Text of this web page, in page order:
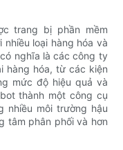
trang bị phần mềm
loại hàng hóa và
nghĩa là các công ty
hàng hóa, từ các kiện
mức độ hiệu quả và
thành một công cụ
nhiều môi trường hậu
tâm phân phối và hơn